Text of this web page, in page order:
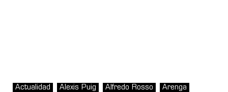
Actualidad Alexis Puig Alfredo Rosso Arenga